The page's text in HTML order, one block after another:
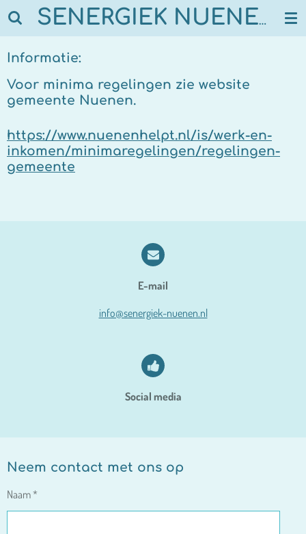
Ga
de
hoofdinhoud
SENERGIEK NUENEN
Informatie:
Voor minima regelingen zie website
gemeente Nuenen.
https://www.nuenenhelpt.nl/is/werk-en-
inkomen/minimaregelingen/regelingen-
gemeente
E-mail
info@senergiek-nuenen.nl
Social media
Neem contact met ons op
Naam *